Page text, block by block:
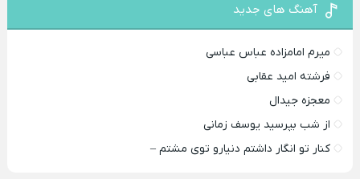
آهنگ های جدید
میرم امامزاده عباس عباسی
فرشته امید عقابی
معجزه جیدال
از شب بپرسید یوسف زمانی
کنار تو انگار داشتم دنیارو توی مشتم –